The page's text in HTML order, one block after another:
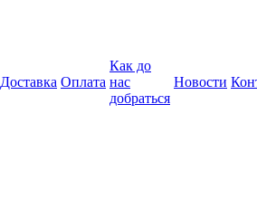
Доставка Оплата
Как до
нас
добраться
Новости